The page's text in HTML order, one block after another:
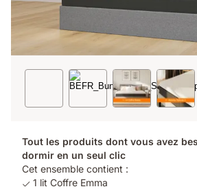
Tout les produits dont vous avez
dormir en un seul clic
Cet ensemble contient :
1 lit Coffre Emma